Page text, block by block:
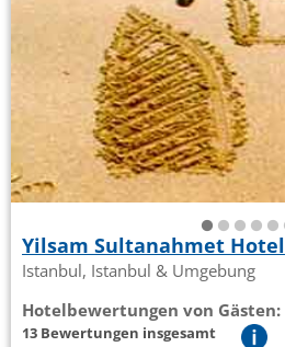
Yilsam Sultanahmet Hotel
Istanbul, Istanbul & Umgebung
Hotelbewertungen von Gästen:
13 Bewertungen insgesamt